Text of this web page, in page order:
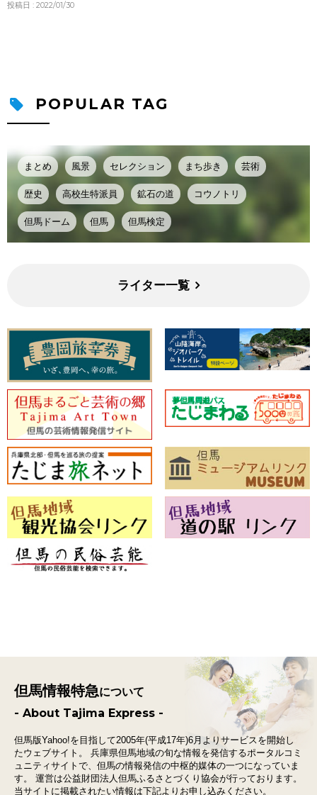
投稿日 : 2022/01/30
POPULAR TAG
まとめ 風景 セレクション まち歩き 芸術
歴史 高校生特派員 鉱石の道 コウノトリ
但馬ドーム 但馬 但馬検定
ライター一覧
但馬情報特急について
- About Tajima Express -
但馬版Yahoo!を目指して2005年(平成17年)6月よりサービスを開始し
たウェブサイト。
兵庫県但馬地域の旬な情報を発信するポータルコミ
ュニティサイトで、 但馬の情報発信の中枢的媒体の一つになっていま
す。
運営は公益財団法人但馬ふるさとづくり協会が行っております。
当サイトに掲載されたい情報は下記よりお申し込みください。